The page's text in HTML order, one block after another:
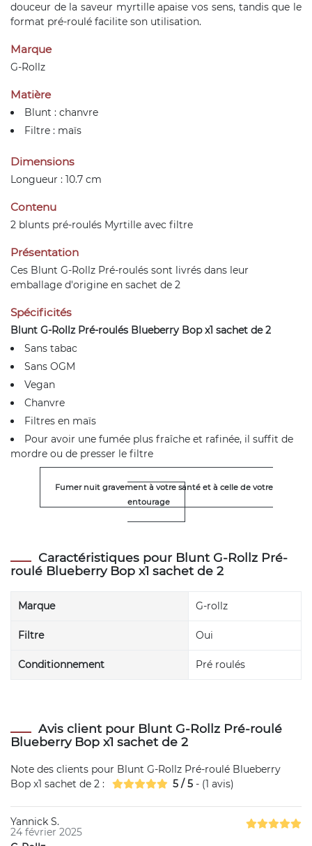
douceur de la saveur myrtille apaise vos sens, tandis que le
format pré-roulé facilite son utilisation.
Marque
G-Rollz
Matière
Blunt : chanvre
Filtre : maïs
Dimensions
Longueur : 10.7 cm
Contenu
2 blunts pré-roulés Myrtille avec filtre
Présentation
Ces Blunt G-Rollz Pré-roulés sont livrés dans leur
emballage d'origine en sachet de 2
Spécificités
Blunt G-Rollz Pré-roulés Blueberry Bop x1 sachet de 2
Sans tabac
Sans OGM
Vegan
Chanvre
Filtres en maïs
Pour avoir une fumée plus fraîche et rafinée, il suffit de
mordre ou de presser le filtre
Fumer nuit gravement à votre santé et à celle de votre
entourage
Caractéristiques pour Blunt G-Rollz Pré-
roulé Blueberry Bop x1 sachet de 2
Marque G-rollz
Filtre Oui
Conditionnement Pré roulés
Avis client pour Blunt G-Rollz Pré-roulé
Blueberry Bop x1 sachet de 2
Note des clients pour Blunt G-Rollz Pré-roulé Blueberry
Bop x1 sachet de 2 : 5 /5 - (1 avis)
Yannick S.
24 février 2025